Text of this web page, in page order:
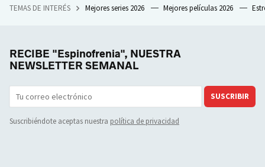
TEMAS DE INTERÉS Mejores series 2026 Mejores películas 2026
RECIBE "Espinofrenia", NUESTRA
NEWSLETTER SEMANAL
SUSCRIBIR
Suscribiéndote aceptas nuestra política de privacidad